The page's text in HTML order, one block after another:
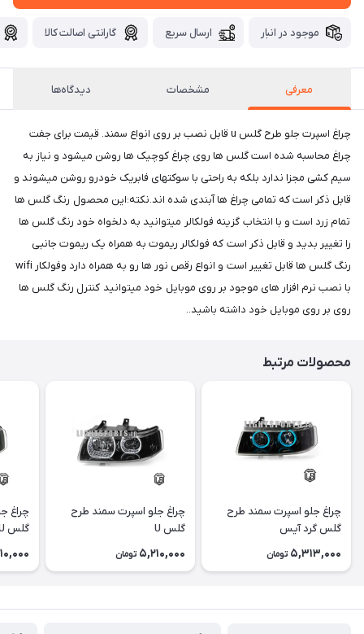
موجود در انبار ارسال سریع گارانتی اصالت کالا
معرفی مشخصات دیدگاه‌ها
چراغ اسپرت جلو طرح گلس u قابل نصب بر روی انواع سمند. قیمت برای جفت
چراغ محاسبه شده است گلس ها روی چراغ کوچیک ها روشن میشود و نیاز به
سیم کشی مجزا ندارد بلکه به راحتی با سوکتهای فابریک خودرو روشن میشوند و
قابل ذکر است که تمامی چراغ ها آبندی شده اند.نکته:این محصول رنگ گلس ها
تمام زرد است و با انتخاب گزینه فولکالر میتوانید به دلخواه خود رنگ گلس ها
را تغییر بدید و قابل ذکر است که فولکالر ریموت به همراه یک ریموت جانبی
رنگ گلس ها قابل تغییر است و انواع رقص نور ها رو به همراه دارد وفولکار wifi
با نصب نرم افزار های موجود بر روی موبایل خود میتوانید کنترل رنگ گلس ها
روی بر روی موبایل خود داشته باشید..
محصولات مرتبط
چراغ جلو اسپرت سمند طرح
گلس گرد آیس
5,313,000 تومان
چراغ جلو اسپرت سمند طرح
گلس U
5,210,000 تومان
چراغ
گلس U آیس